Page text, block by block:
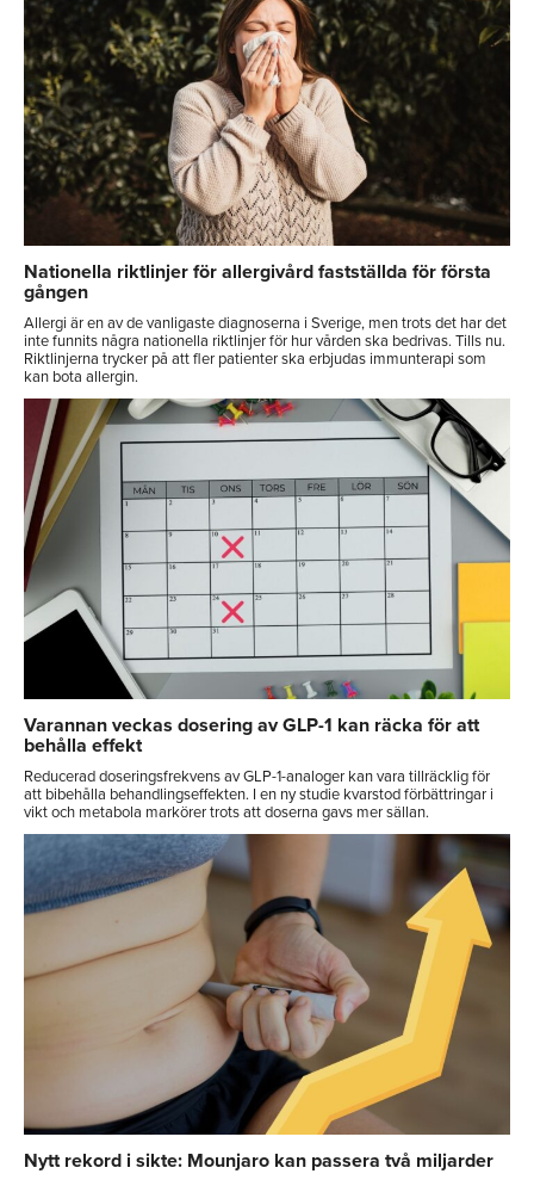
Nationella riktlinjer för allergivård fastställda för första
gången
Allergi är en av de vanligaste diagnoserna i Sverige, men trots det har det
inte funnits några nationella riktlinjer för hur vården ska bedrivas. Tills nu.
Riktlinjerna trycker på att fler patienter ska erbjudas immunterapi som
kan bota allergin.
Varannan veckas dosering av GLP-1 kan räcka för att
behålla effekt
Reducerad doseringsfrekvens av GLP-1-analoger kan vara tillräcklig för
att bibehålla behandlingseffekten. I en ny studie kvarstod förbättringar i
vikt och metabola markörer trots att doserna gavs mer sällan.
Nytt rekord i sikte: Mounjaro kan passera två miljarder